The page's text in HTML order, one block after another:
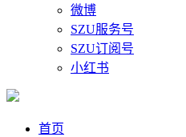
微博
SZU服务号
SZU订阅号
小红书
首页